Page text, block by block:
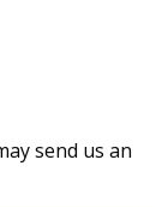
send us an